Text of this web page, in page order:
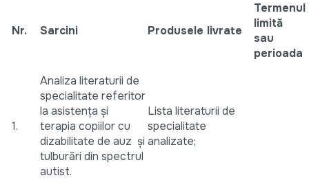
Nr. Sarcini Produsele livrate
Termenul
limită
sau
perioada
1.
Analiza literaturii de
specialitate referitor
la asistența și
terapia copiilor cu
dizabilitate de auz și
tulburări din spectrul
autist.
Lista literaturii de
specialitate
analizate;